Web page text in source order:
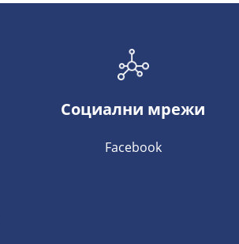
Социални мрежи
Facebook